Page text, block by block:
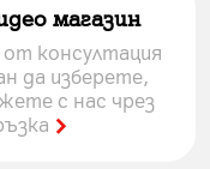
магазин
консултация
да изберете,
с нас чрез